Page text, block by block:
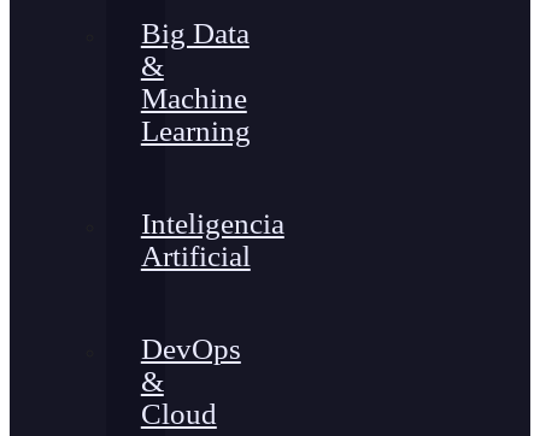
Big Data
&
Machine
Learning
Inteligencia
Artificial
DevOps
&
Cloud